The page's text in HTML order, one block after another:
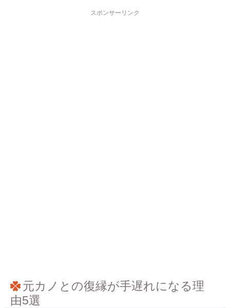
スポンサーリンク
元カノとの復縁が手遅れになる理
由5選